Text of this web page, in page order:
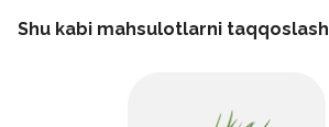
sifatida juda mos keladi.
Shu kabi mahsulotlarni taqqoslash